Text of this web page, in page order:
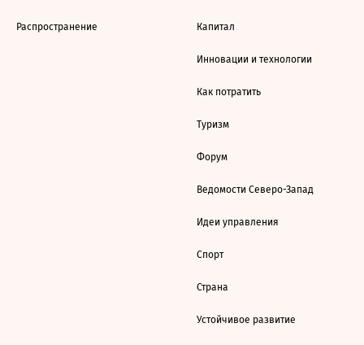
Распространение Капитал
Инновации и технологии
Как потратить
Туризм
Форум
Ведомости Северо-Запад
Идеи управления
Спорт
Страна
Устойчивое развитие